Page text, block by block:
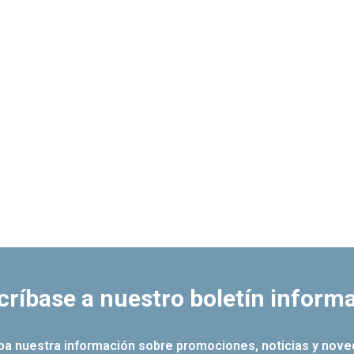
a nuestro boletín
nuestra información sobre promociones, noticias y